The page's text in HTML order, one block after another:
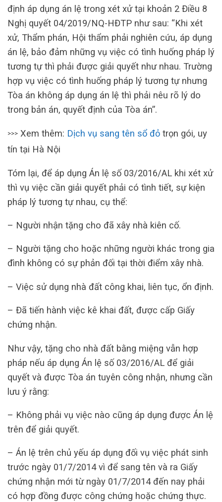
định áp dụng án lệ trong xét xử tại khoản 2 Điều 8
Nghị quyết 04/2019/NQ-HĐTP như sau: “Khi xét
xử, Thẩm phán, Hội thẩm phải nghiên cứu, áp dụng
án lệ, bảo đảm những vụ việc có tình huống pháp lý
tương tự thì phải được giải quyết như nhau. Trường
hợp vụ việc có tình huống pháp lý tương tự nhưng
Tòa án không áp dụng án lệ thì phải nêu rõ lý do
trong bản án, quyết định của Tòa án”.
>>> Xem thêm: Dịch vụ sang tên sổ đỏ trọn gói, uy
tín tại Hà Nội
Tóm lại, để áp dụng Án lệ số 03/2016/AL khi xét xử
thì vụ việc cần giải quyết phải có tình tiết, sự kiện
pháp lý tương tự nhau, cụ thể:
– Người nhận tặng cho đã xây nhà kiên cố.
– Người tặng cho hoặc những người khác trong gia
đình không có sự phản đối tại thời điểm xây nhà.
– Việc sử dụng nhà đất công khai, liên tục, ổn định.
– Đã tiến hành việc kê khai đất, được cấp Giấy
chứng nhận.
Như vậy, tặng cho nhà đất bằng miệng vẫn hợp
pháp nếu áp dụng Án lệ số 03/2016/AL để giải
quyết và được Tòa án tuyên công nhận, nhưng cần
lưu ý rằng:
– Không phải vụ việc nào cũng áp dụng được Án lệ
trên để giải quyết.
– Án lệ trên chủ yếu áp dụng đối vụ việc phát sinh
trước ngày 01/7/2014 vì để sang tên và ra Giấy
chứng nhận mới từ ngày 01/7/2014 đến nay phải
có hợp đồng được công chứng hoặc chứng thực.